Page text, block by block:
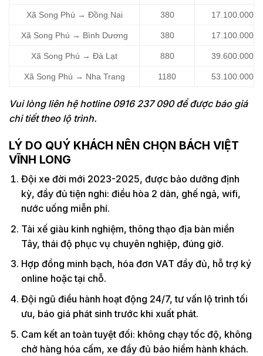
Xã Song Phú → Đồng Nai 380 17.100.000
Xã Song Phú → Bình Dương 380 17.100.000
Xã Song Phú → Đà Lạt 880 39.600.000
Xã Song Phú → Nha Trang 1180 53.100.000
Vui lòng liên hệ hotline 0916 237 090 để được báo giá
chi tiết theo lộ trình.
LÝ DO QUÝ KHÁCH NÊN CHỌN BÁCH VIỆT
VĨNH LONG
Đội xe đời mới 2023-2025, được bảo dưỡng định
kỳ, đầy đủ tiện nghi: điều hòa 2 dàn, ghế ngả, wifi,
nước uống miễn phí.
Tài xế giàu kinh nghiệm, thông thạo địa bàn miền
Tây, thái độ phục vụ chuyên nghiệp, đúng giờ.
Hợp đồng minh bạch, hóa đơn VAT đầy đủ, hỗ trợ ký
online hoặc tại chỗ.
Đội ngũ điều hành hoạt động 24/7, tư vấn lộ trình tối
ưu, báo giá phát sinh trước khi xuất phát.
Cam kết an toàn tuyệt đối: không chạy tốc độ, không
chở hàng hóa cấm, xe đầy đủ bảo hiểm hành khách.